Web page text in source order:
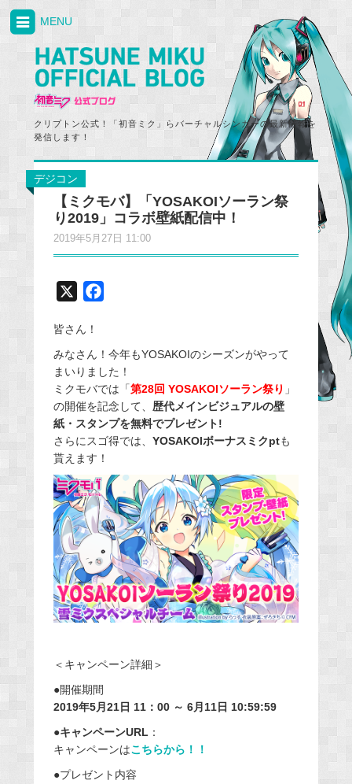
クリプトン公式！「初音ミク」らバーチャルシンガーの最新情報を
発信します！
MENU
デジコン
【ミクモバ】「YOSAKOIソーラン祭
り2019」コラボ壁紙配信中！
2019年5月27日 11:00
e
b
o
o
k
皆さん！
みなさん！今年もYOSAKOIのシーズンがやって
まいりました！
ミクモバでは「第28回 YOSAKOIソーラン祭り 」
の開催を記念して、 歴代メインビジュアルの壁
紙・スタンプを無料でプレゼント!
さらにスゴ得では、 YOSAKOIボーナスミクptも
貰えます！
＜キャンペーン詳細＞
●開催期間
2019年5月21日 11：00 ～ 6月11日 10:59:59
●キャンペーンURL ：
キャンペーンはこちらから！！
●プレゼント内容